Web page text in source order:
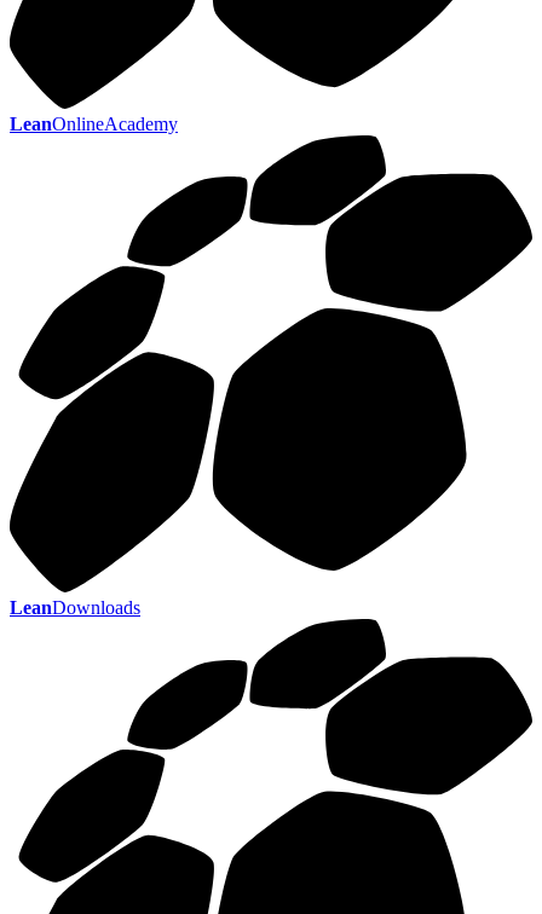
LeanOnlineAcademy
LeanDownloads